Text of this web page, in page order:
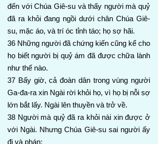
đến với Chúa Giê-su và thấy người mà quỷ
đã ra khỏi đang ngồi dưới chân Chúa Giê-
su, mặc áo, và trí óc tỉnh táo; họ sợ hãi.
36 Những người đã chứng kiến cũng kể cho
họ biết người bị quỷ ám đã được chữa lành
như thế nào.
37 Bấy giờ, cả đoàn dân trong vùng người
Ga-đa-ra xin Ngài rời khỏi họ, vì họ bị nỗi sợ
lớn bắt lấy. Ngài lên thuyền và trở về.
38 Người mà quỷ đã ra khỏi nài xin được ở
với Ngài. Nhưng Chúa Giê-su sai người ấy
đi và phán: